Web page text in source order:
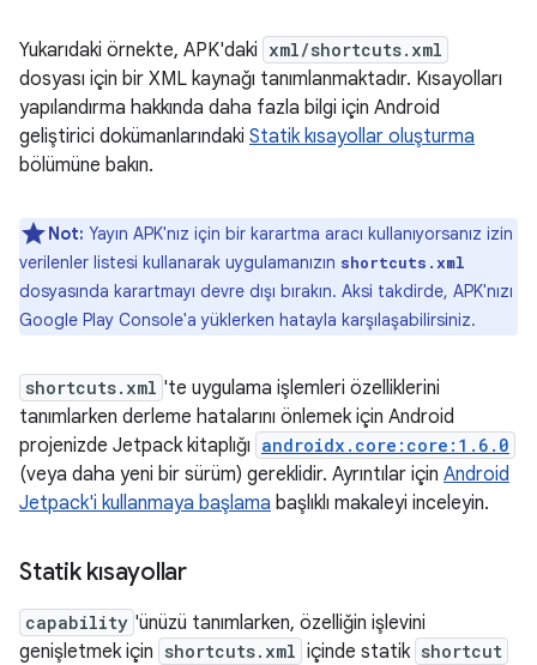
Yukarıdaki örnekte, APK'daki xml/shortcuts.xml
dosyası için bir XML kaynağı tanımlanmaktadır. Kısayolları
yapılandırma hakkında daha fazla bilgi için Android
geliştirici dokümanlarındaki Statik kısayollar oluşturma
bölümüne bakın.
Not: Yayın APK'nız için bir karartma aracı kullanıyorsanız izin
verilenler listesi kullanarak uygulamanızın shortcuts.xml
dosyasında karartmayı devre dışı bırakın. Aksi takdirde, APK'nızı
Google Play Console'a yüklerken hatayla karşılaşabilirsiniz.
shortcuts.xml 'te uygulama işlemleri özelliklerini
tanımlarken derleme hatalarını önlemek için Android
projenizde Jetpack kitaplığı androidx.core:core:1.6.0
(veya daha yeni bir sürüm) gereklidir. Ayrıntılar için Android
Jetpack'i kullanmaya başlama başlıklı makaleyi inceleyin.
Statik kısayollar
capability 'ünüzü tanımlarken, özelliğin işlevini
genişletmek için shortcuts.xml içinde statik shortcut